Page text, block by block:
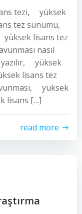
tezi, yüksek
tez sunumu,
lisans tez
nasıl
yüksek
lisans tez
yüksek
lisans […]
read more